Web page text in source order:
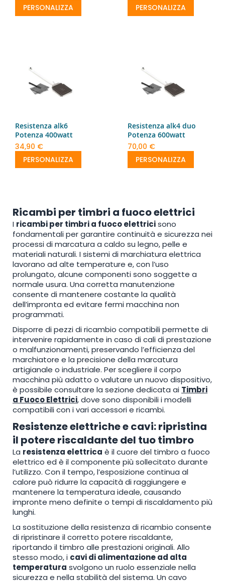
PERSONALIZZA
PERSONALIZZA
Resistenza alk6
Potenza 400watt
34,90 €
PERSONALIZZA
Resistenza alk4 duo
Potenza 600watt
70,00 €
PERSONALIZZA
Ricambi per timbri a fuoco elettrici
I ricambi per timbri a fuoco elettricisono
fondamentali per garantire continuità e sicurezza nei
processi di marcatura a caldo su legno, pelle e
materiali naturali. I sistemi di marchiatura elettrica
lavorano ad alte temperature e, con l’uso
prolungato, alcune componenti sono soggette a
normale usura. Una corretta manutenzione
consente di mantenere costante la qualità
dell’impronta ed evitare fermi macchina non
programmati.
Disporre di pezzi di ricambio compatibili permette di
intervenire rapidamente in caso di cali di prestazione
o malfunzionamenti, preservando l’efficienza del
marchiatore e la precisione della marcatura
artigianale o industriale. Per scegliere il corpo
macchina più adatto o valutare un nuovo dispositivo,
è possibile consultare la sezione dedicata ai Timbri
a Fuoco Elettrici, dove sono disponibili i modelli
compatibili con i vari accessori e ricambi.
Resistenze elettriche e cavi: ripristina
il potere riscaldante del tuo timbro
La resistenza elettrica è il cuore del timbro a fuoco
elettrico ed è il componente più sollecitato durante
l’utilizzo. Con il tempo, l’esposizione continua al
calore può ridurre la capacità di raggiungere e
mantenere la temperatura ideale, causando
impronte meno definite o tempi di riscaldamento più
lunghi.
La sostituzione della resistenza di ricambio consente
di ripristinare il corretto potere riscaldante,
riportando il timbro alle prestazioni originali. Allo
stesso modo, i cavi di alimentazione ad alta
temperatura svolgono un ruolo essenziale nella
sicurezza e nella stabilità del sistema. Un cavo